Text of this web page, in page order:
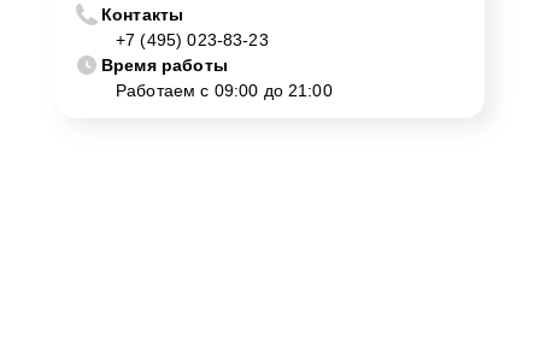
Контакты
+7 (495) 023-83-23
Время работы
Работаем с 09:00 до 21:00